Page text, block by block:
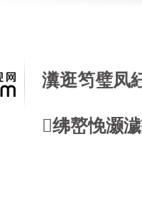
瀵逛笉璧凤
绋嶅悗灏